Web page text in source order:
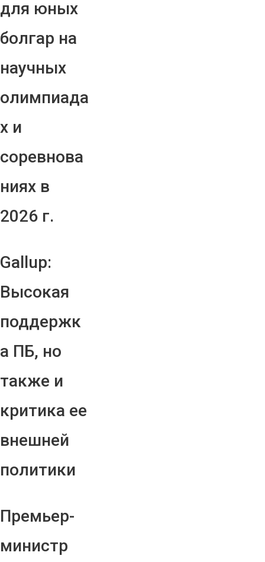
для юных
болгар на
научных
олимпиада
х и
соревнова
ниях в
2026 г.
Gallup:
Высокая
поддержк
а ПБ, но
также и
критика ее
внешней
политики
Премьер-
министр